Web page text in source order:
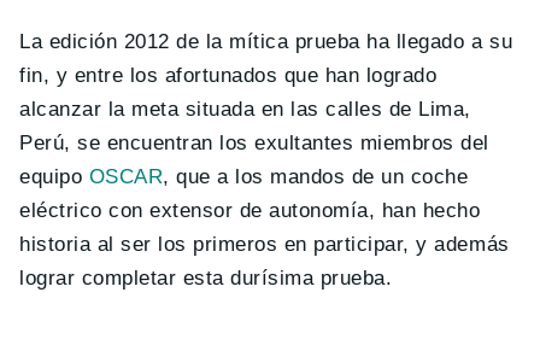
La edición 2012 de la mítica prueba ha llegado a su
fin, y entre los afortunados que han logrado
alcanzar la meta situada en las calles de Lima,
Perú, se encuentran los exultantes miembros del
equipo OSCAR, que a los mandos de un coche
eléctrico con extensor de autonomía, han hecho
historia al ser los primeros en participar, y además
lograr completar esta durísima prueba.